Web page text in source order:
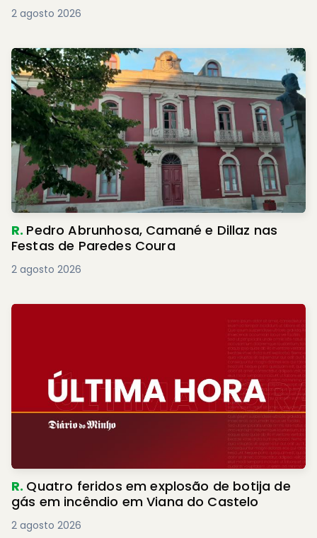
2 agosto 2026
R. Pedro Abrunhosa, Camané e Dillaz nas
Festas de Paredes Coura
2 agosto 2026
R. Quatro feridos em explosão de botija de
gás em incêndio em Viana do Castelo
2 agosto 2026